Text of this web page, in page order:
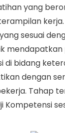
yang
kerja.
sesuai
di bidang
dengan
Tahap
Kompetensi